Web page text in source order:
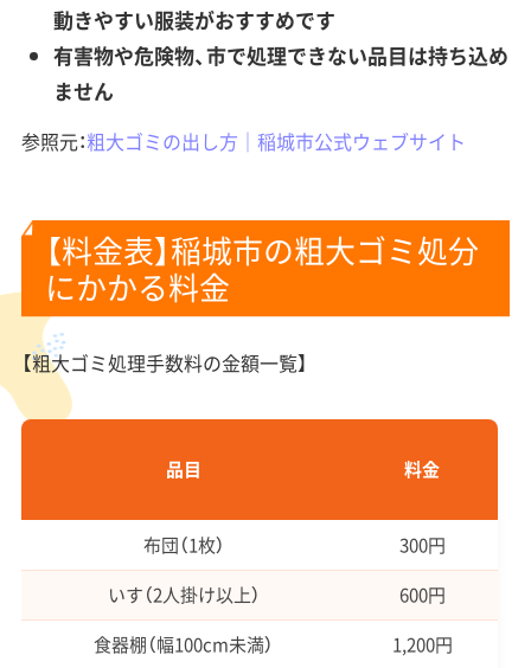
動きやすい服装がおすすめです
有害物や危険物、市で処理できない品目は持ち込め
ません
参照元：粗大ゴミの出し方｜稲城市公式ウェブサイト
【料金表】稲城市の粗大ゴミ処分
にかかる料金
【粗大ゴミ処理手数料の金額一覧】
品目 料金
布団（1枚）
300円
いす（2人掛け以上）
600円
食器棚（幅100cm未満）
1,200円